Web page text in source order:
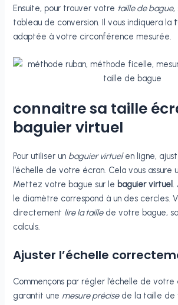
Ensuite, pour trouver votre taille de bague,
tableau de conversion. Il vous indiquera la
adaptée à votre circonférence mesurée.
connaitre sa taille
baguier virtuel
Pour utiliser un baguier virtuelen ligne,
l’échelle de votre écran. Cela vous assure
Mettez votre bague sur le baguier virtuel.
le diamètre correspond à un des cercles.
directement lire la taillede votre bague,
calculs.
Ajuster l’échelle
Commençons par régler l’échelle de
garantit une mesure précisede la taille de